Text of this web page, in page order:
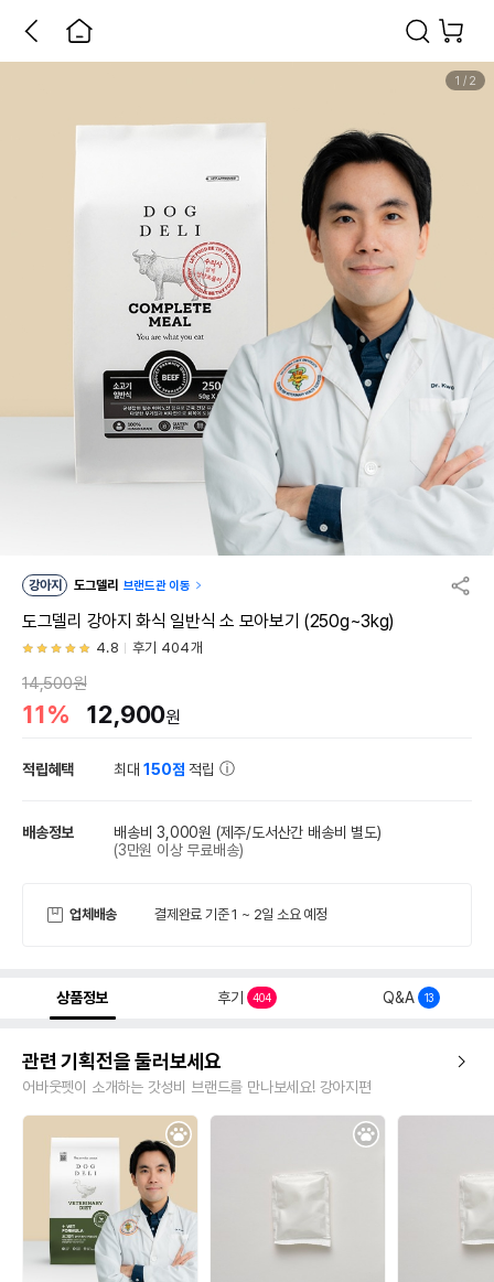
1 / 2
강아지 도그델리 브랜드관 이동
도그델리 강아지 화식 일반식 소 모아보기 (250g~3kg)
4.8 후기 404개
14,500원
11% 12,900원
적립혜택 최대150점 적립
배송정보 배송비 3,000원 (제주/도서산간 배송비 별도)
(3만원 이상 무료배송)
업체배송 결제완료 기준 1 ~ 2일 소요 예정
상품정보 후기 404 Q&A 13
관련 기획전을 둘러보세요
어바웃펫이 소개하는 갓성비 브랜드를 만나보세요! 강아지편